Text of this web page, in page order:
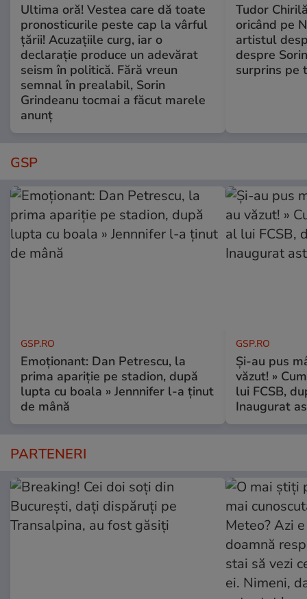
Ultima oră! Vestea care dă toate
pronosticurile peste cap la vârful
țării! Acuzațiile curg, iar o
declarație produce un adevărat
seism în politică. Fără vreun
semnal în prealabil, Sorin
Grindeanu tocmai a făcut marele
anunț
Tudor
oricând pe
artistul
despre
surprins pe
GSP
GSP.RO
Emoționant: Dan Petrescu, la
prima apariție pe stadion, după
lupta cu boala » Jennnifer l-a ținut
de mână
GSP.RO
Și-au pus
văzut! »
lui FCSB,
Inaugurat
PARTENERI